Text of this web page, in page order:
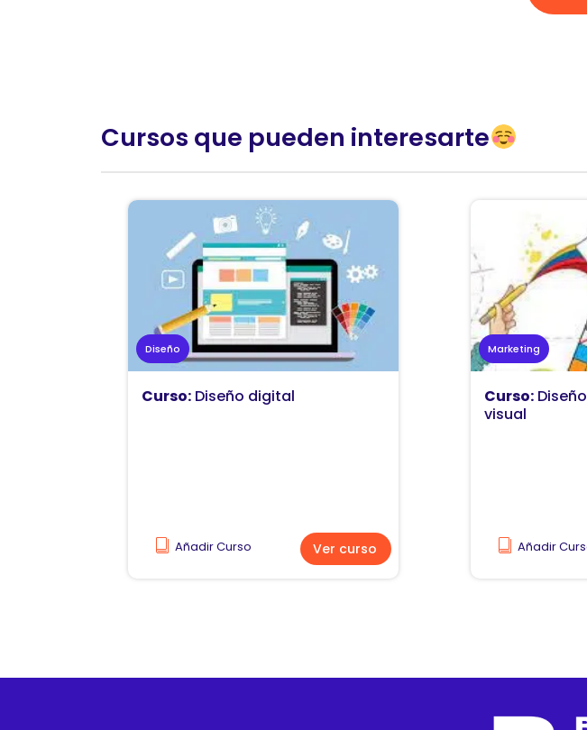
Cursos que pueden interesarte
Diseño
Curso: Diseño digital
Añadir Curso Ver curso
Marketing
Curso:
visual
Añadir